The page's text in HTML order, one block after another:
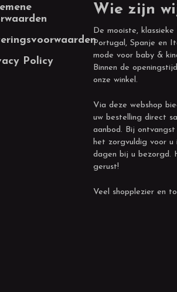
Policy
Wie zijn
De mooiste,
Portugal, Spanje en
mode voor baby &
Binnen de
onze winkel.
Via deze webshop
uw bestelling direct
aanbod. Bij
het zorgvuldig voor u
dagen bij u bezorgd.
gerust!
Veel shopplezier en